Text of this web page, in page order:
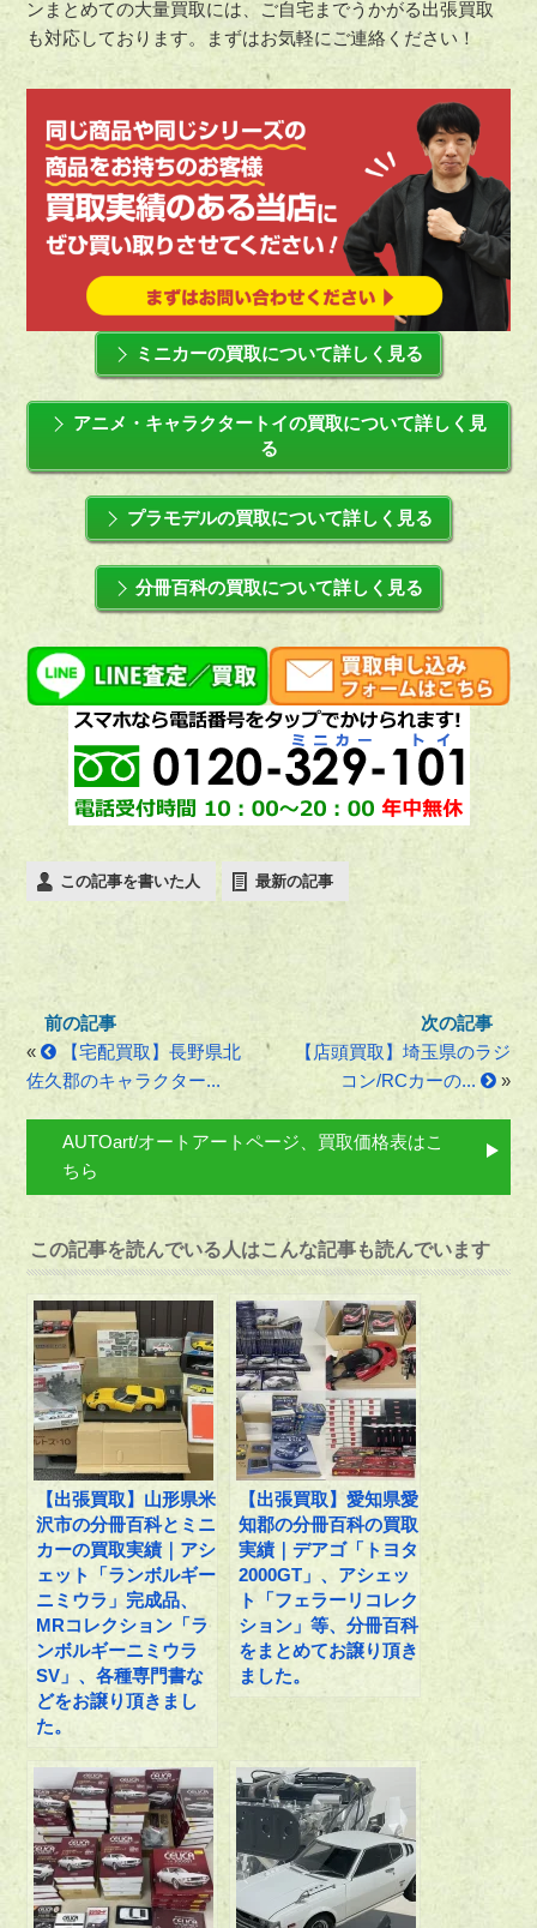
ンまとめての大量買取には、ご自宅までうかがる出張買取
も対応しております。まずはお気軽にご連絡ください！
ミニカーの買取について詳しく見る
アニメ・キャラクタートイの買取について詳しく見
る
プラモデルの買取について詳しく見る
分冊百科の買取について詳しく見る
この記事を書いた人 最新の記事
«
【宅配買取】長野県北
佐久郡のキャラクター...
【店頭買取】埼玉県のラジ
コン/RCカーの...
»
AUTOart/オートアートページ、買取価格表はこ
ちら
この記事を読んでいる人はこんな記事も読んでいます
【出張買取】山形県米
沢市の分冊百科とミニ
カーの買取実績｜アシ
ェット「ランボルギー
ニミウラ」完成品、
MRコレクション「ラ
ンボルギーニミウラ
SV」、各種専門書な
どをお譲り頂きまし
た。
【出張買取】愛知県愛
知郡の分冊百科の買取
実績｜デアゴ「トヨタ
2000GT」、アシェッ
ト「フェラーリコレク
ション」等、分冊百科
をまとめてお譲り頂き
ました。